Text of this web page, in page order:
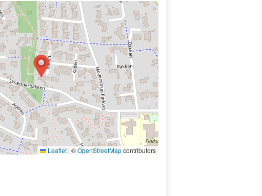
Leaflet | ©OpenStreetMapcontributors